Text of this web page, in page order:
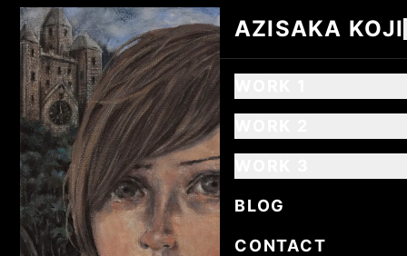
AZISAKA KOJI
AZISAKA KOJI
BLOG
CONTACT